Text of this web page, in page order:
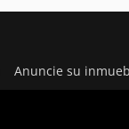
Anuncie su